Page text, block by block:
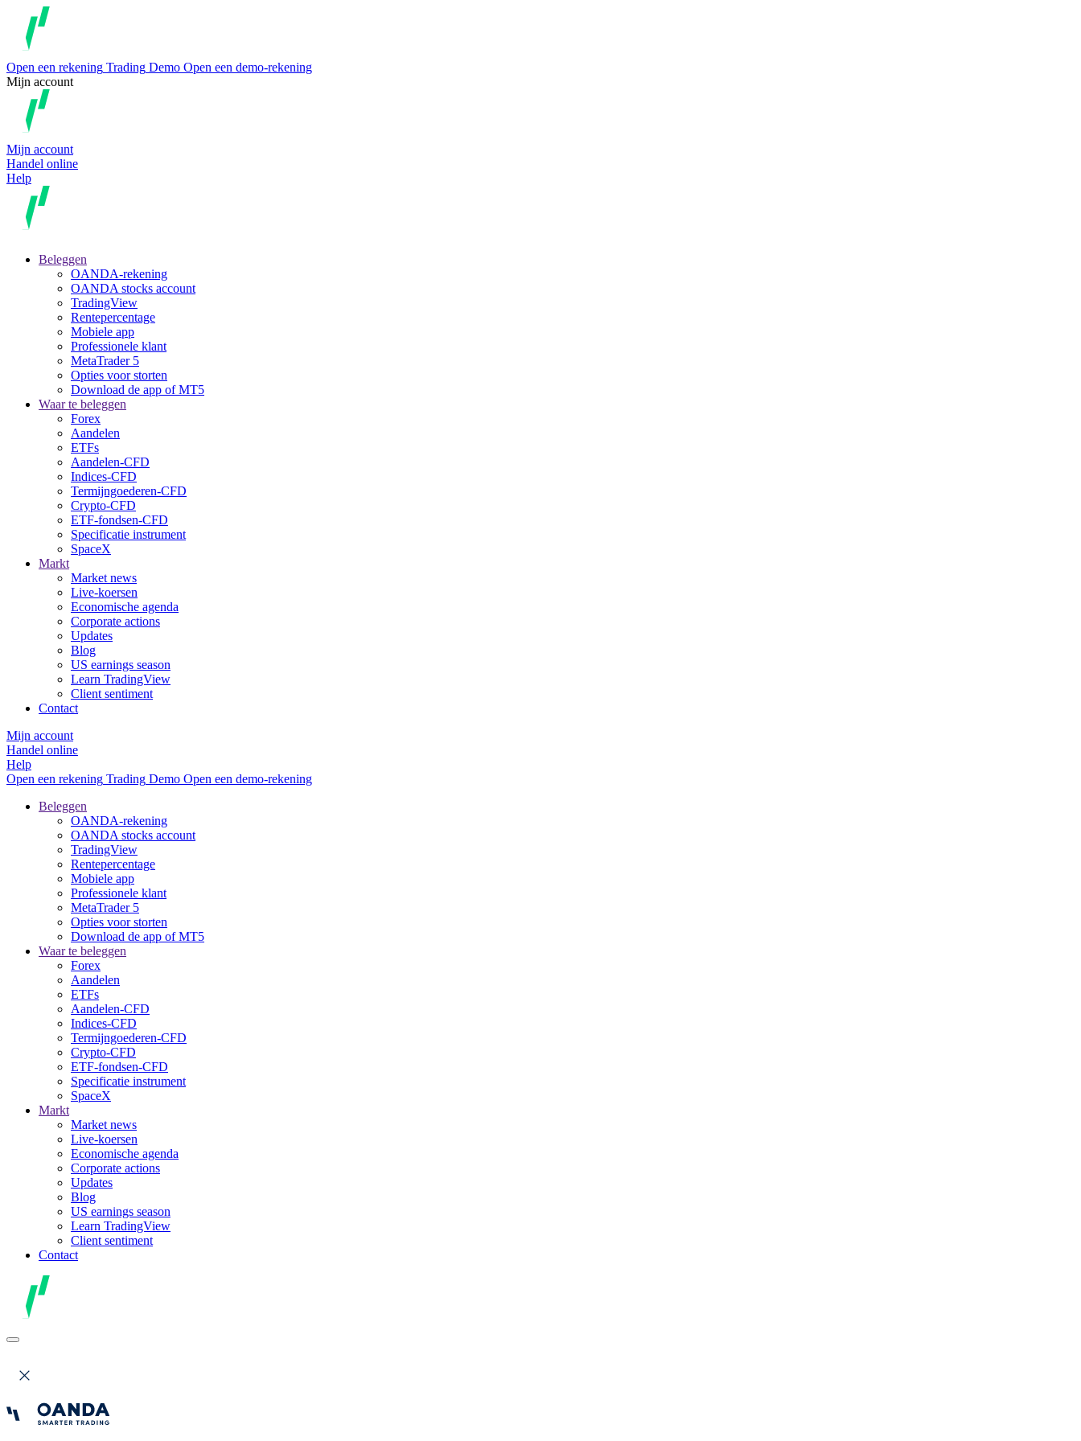
Open een rekening Trading Demo Open een demo-rekening
Mijn account
Mijn account
Handel online
Help
Beleggen
OANDA-rekening
OANDA stocks account
TradingView
Rentepercentage
Mobiele app
Professionele klant
MetaTrader 5
Opties voor storten
Download de app of MT5
Waar te beleggen
Forex
Aandelen
ETFs
Aandelen-CFD
Indices-CFD
Termijngoederen-CFD
Crypto-CFD
ETF-fondsen-CFD
Specificatie instrument
SpaceX
Markt
Market news
Live-koersen
Economische agenda
Corporate actions
Updates
Blog
US earnings season
Learn TradingView
Client sentiment
Contact
Mijn account
Handel online
Help
Open een rekening Trading Demo Open een demo-rekening
Beleggen
OANDA-rekening
OANDA stocks account
TradingView
Rentepercentage
Mobiele app
Professionele klant
MetaTrader 5
Opties voor storten
Download de app of MT5
Waar te beleggen
Forex
Aandelen
ETFs
Aandelen-CFD
Indices-CFD
Termijngoederen-CFD
Crypto-CFD
ETF-fondsen-CFD
Specificatie instrument
SpaceX
Markt
Market news
Live-koersen
Economische agenda
Corporate actions
Updates
Blog
US earnings season
Learn TradingView
Client sentiment
Contact